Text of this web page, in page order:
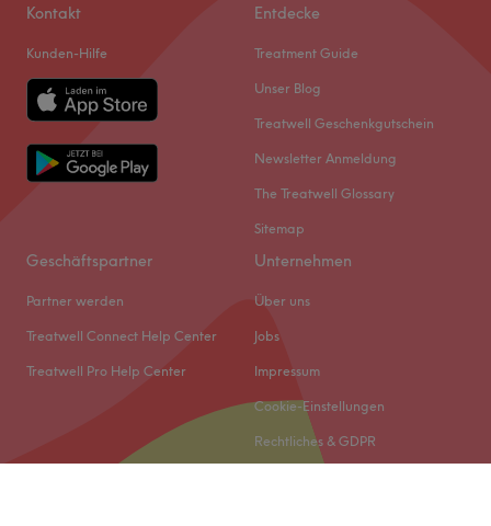
Kontakt
Kunden-Hilfe
Entdecke
Treatment Guide
Unser Blog
Treatwell Geschenkgutschein
Newsletter Anmeldung
The Treatwell Glossary
Sitemap
Geschäftspartner
Partner werden
Treatwell Connect Help Center
Treatwell Pro Help Center
Unternehmen
Über uns
Jobs
Impressum
Cookie-Einstellungen
Rechtliches & GDPR